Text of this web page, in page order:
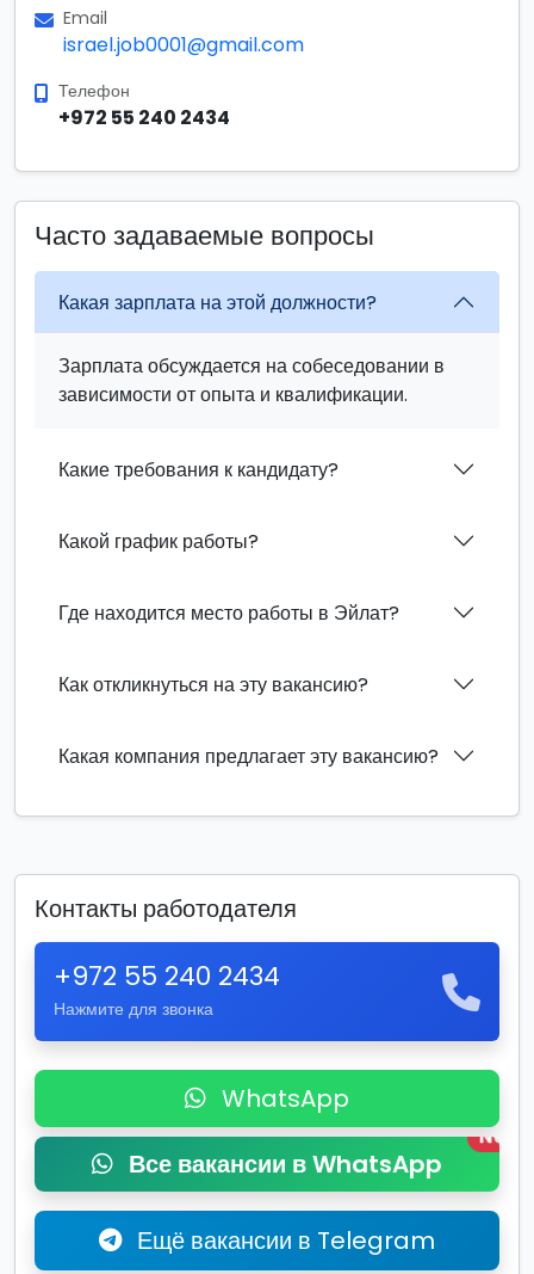
Email
israel.job0001@gmail.com
Телефон
+972 55 240 2434
Часто задаваемые вопросы
Какая зарплата на этой должности?
Зарплата обсуждается на собеседовании в
зависимости от опыта и квалификации.
Какие требования к кандидату?
Какой график работы?
Где находится место работы в Эйлат?
Как откликнуться на эту вакансию?
Какая компания предлагает эту вакансию?
Контакты работодателя
+972 55 240 2434
Нажмите для звонка
WhatsApp
Все вакансии в WhatsApp
New
Ещё вакансии в Telegram